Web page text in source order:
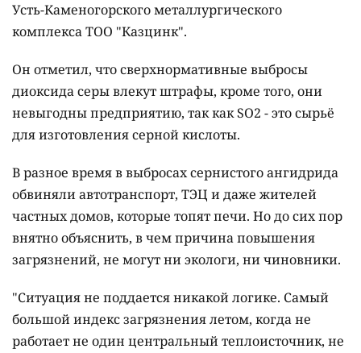
Усть-Каменогорского металлургического
комплекса ТОО "Казцинк".
Он отметил, что сверхнормативные выбросы
диоксида серы влекут штрафы, кроме того, они
невыгодны предприятию, так как SO2 - это сырьё
для изготовления серной кислоты.
В разное время в выбросах сернистого ангидрида
обвиняли автотранспорт, ТЭЦ и даже жителей
частных домов, которые топят печи. Но до сих пор
внятно объяснить, в чем причина повышения
загрязнений, не могут ни экологи, ни чиновники.
"Ситуация не поддается никакой логике. Самый
большой индекс загрязнения летом, когда не
работает не один центральный теплоисточник, не